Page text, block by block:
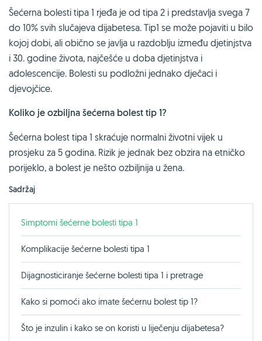
Šećerna bolesti tipa 1 rjeđa je od tipa 2 i predstavlja svega 7
do 10% svih slučajeva dijabetesa. Tip1 se može pojaviti u bilo
kojoj dobi, ali obično se javlja u razdoblju između djetinjstva
i 30. godine života, najčešće u doba djetinjstva i
adolescencije. Bolesti su podložni jednako dječaci i
djevojčice.
Koliko je ozbiljna šećerna bolest tip 1?
Šećerna bolest tipa 1 skraćuje normalni životni vijek u
prosjeku za 5 godina. Rizik je jednak bez obzira na etničko
porijeklo, a bolest je nešto ozbiljnija u žena.
Sadržaj
Simptomi šećerne bolesti tipa 1
Komplikacije šećerne bolesti tipa 1
Dijagnosticiranje šećerne bolesti tipa 1 i pretrage
Kako si pomoći ako imate šećernu bolest tip 1?
Što je inzulin i kako se on koristi u liječenju dijabetesa?